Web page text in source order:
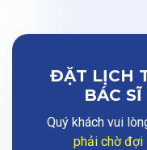
ĐẶT LỊCH
BÁC
Quý khách vui
phải chờ đợi